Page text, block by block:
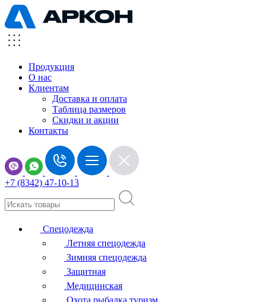
Продукция
О нас
Клиентам
Доставка и оплата
Таблица размеров
Скидки и акции
Контакты
+7 (8342) 47-10-13
Спецодежда
Летняя спецодежда
Зимняя спецодежда
Защитная
Медицинская
Охота рыбалка туризм